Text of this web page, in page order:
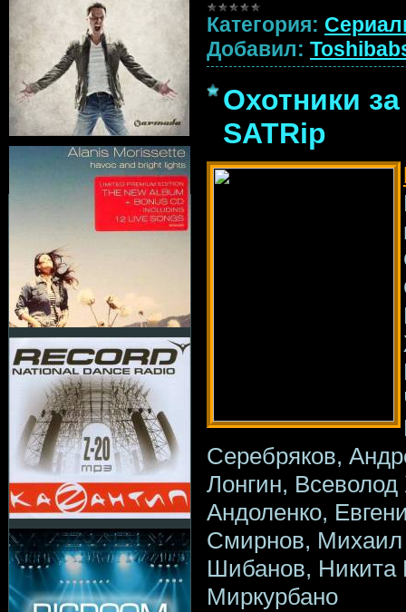
Категория:
Добавил:
Охотники
SATRip
Серебряков,
Лонгин,
Андоленко,
Смирнов, Михаил
Шибанов,
Миркурбано